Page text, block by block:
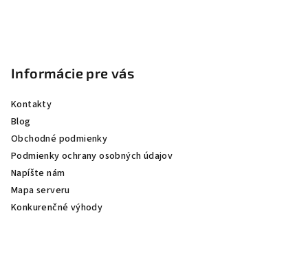
Informácie pre vás
Kontakty
Blog
Obchodné podmienky
Podmienky ochrany osobných údajov
Napíšte nám
Mapa serveru
Konkurenčné výhody